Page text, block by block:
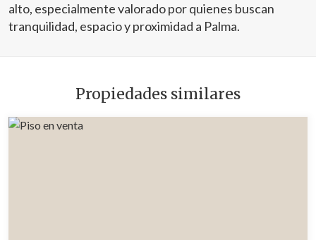
alto, especialmente valorado por quienes buscan
tranquilidad, espacio y proximidad a Palma.
Propiedades similares